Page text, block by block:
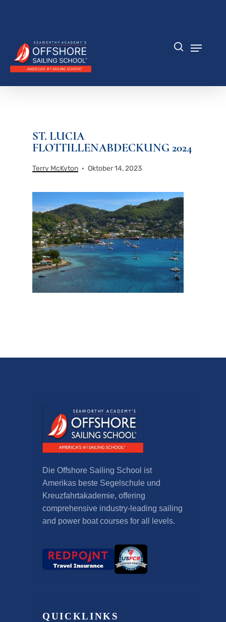
ST. LUCIA
FLOTTILLENABDECKUNG 2024
Terry McKyton Oktober 14, 2023
Die Offshore Sailing School ist
Amerikas beste Segelschule und
Kreuzfahrtakademie, offering
comprehensive industry-leading sailing
and power boat courses for all levels.
QUICKLINKS